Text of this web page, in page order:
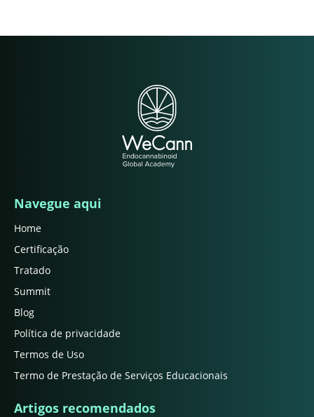
Navegue aqui
Home
Certificação
Tratado
Summit
Blog
Política de privacidade
Termos de Uso
Termo de Prestação de Serviços Educacionais
Artigos recomendados